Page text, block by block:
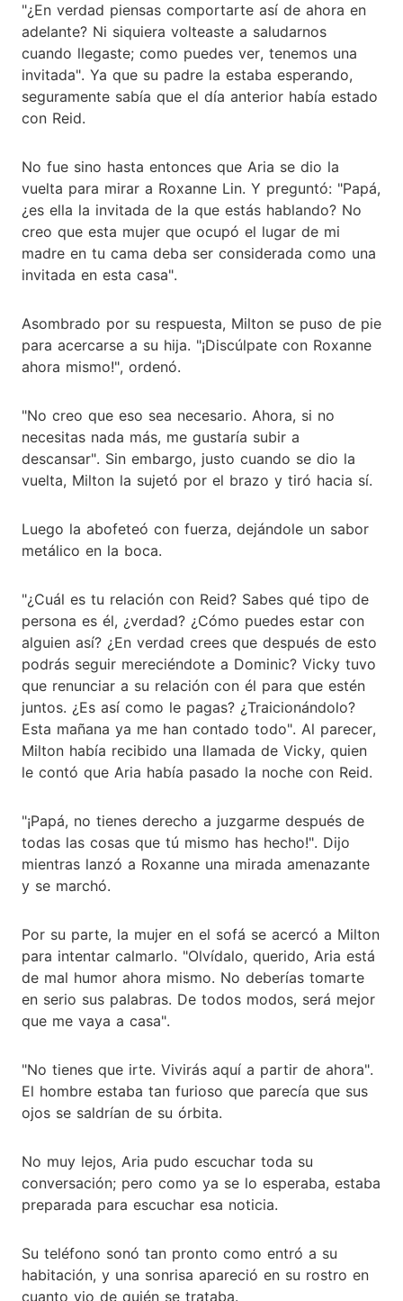
"¿En verdad piensas comportarte así de ahora en
adelante? Ni siquiera volteaste a saludarnos
cuando llegaste; como puedes ver, tenemos una
invitada". Ya que su padre la estaba esperando,
seguramente sabía que el día anterior había estado
con Reid.
No fue sino hasta entonces que Aria se dio la
vuelta para mirar a Roxanne Lin. Y preguntó: "Papá,
¿es ella la invitada de la que estás hablando? No
creo que esta mujer que ocupó el lugar de mi
madre en tu cama deba ser considerada como una
invitada en esta casa".
Asombrado por su respuesta, Milton se puso de pie
para acercarse a su hija. "¡Discúlpate con Roxanne
ahora mismo!", ordenó.
"No creo que eso sea necesario. Ahora, si no
necesitas nada más, me gustaría subir a
descansar". Sin embargo, justo cuando se dio la
vuelta, Milton la sujetó por el brazo y tiró hacia sí.
Luego la abofeteó con fuerza, dejándole un sabor
metálico en la boca.
"¿Cuál es tu relación con Reid? Sabes qué tipo de
persona es él, ¿verdad? ¿Cómo puedes estar con
alguien así? ¿En verdad crees que después de esto
podrás seguir mereciéndote a Dominic? Vicky tuvo
que renunciar a su relación con él para que estén
juntos. ¿Es así como le pagas? ¿Traicionándolo?
Esta mañana ya me han contado todo". Al parecer,
Milton había recibido una llamada de Vicky, quien
le contó que Aria había pasado la noche con Reid.
"¡Papá, no tienes derecho a juzgarme después de
todas las cosas que tú mismo has hecho!". Dijo
mientras lanzó a Roxanne una mirada amenazante
y se marchó.
Por su parte, la mujer en el sofá se acercó a Milton
para intentar calmarlo. "Olvídalo, querido, Aria está
de mal humor ahora mismo. No deberías tomarte
en serio sus palabras. De todos modos, será mejor
que me vaya a casa".
"No tienes que irte. Vivirás aquí a partir de ahora".
El hombre estaba tan furioso que parecía que sus
ojos se saldrían de su órbita.
No muy lejos, Aria pudo escuchar toda su
conversación; pero como ya se lo esperaba, estaba
preparada para escuchar esa noticia.
Su teléfono sonó tan pronto como entró a su
habitación, y una sonrisa apareció en su rostro en
cuanto vio de quién se trataba.